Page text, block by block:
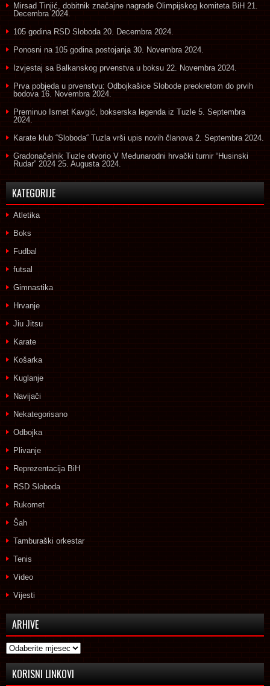
Mirsad Tinjić, dobitnik značajne nagrade Olimpijskog komiteta BiH 21.
Decembra 2024.
105 godina RSD Sloboda 20. Decembra 2024.
Ponosni na 105 godina postojanja 30. Novembra 2024.
Izvjestaj sa Balkanskog prvenstva u boksu 22. Novembra 2024.
Prva pobjeda u prvenstvu: Odbojkašice Slobode preokretom do prvih
bodova 16. Novembra 2024.
Preminuo Ismet Kavgić, bokserska legenda iz Tuzle 5. Septembra
2024.
Karate klub ˝Sloboda˝ Tuzla vrši upis novih članova 2. Septembra 2024.
Gradonačelnik Tuzle otvorio V Međunarodni hrvački turnir “Husinski
Rudar” 2024 25. Augusta 2024.
KATEGORIJE
Atletika
Boks
Fudbal
futsal
Gimnastika
Hrvanje
Jiu Jitsu
Karate
Košarka
Kuglanje
Navijači
Nekategorisano
Odbojka
Plivanje
Reprezentacija BiH
RSD Sloboda
Rukomet
Šah
Tamburaški orkestar
Tenis
Video
Vijesti
ARHIVE
Arhive
KORISNI LINKOVI